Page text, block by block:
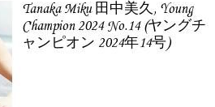
Tanaka Miku 田中美久, Young
Champion 2024 No.14 (ヤングチ
ャンピオン 2024年14号)